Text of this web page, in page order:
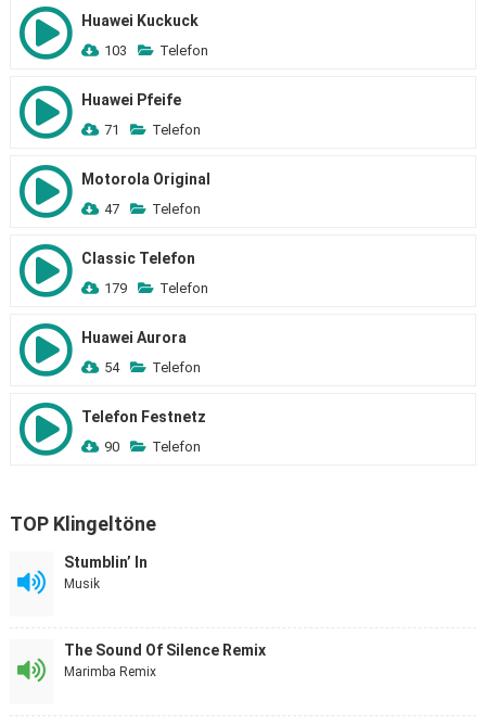
Huawei Kuckuck
103 Telefon
Huawei Pfeife
71 Telefon
Motorola Original
47 Telefon
Classic Telefon
179 Telefon
Huawei Aurora
54 Telefon
Telefon Festnetz
90 Telefon
TOP Klingeltöne
Stumblin’ In
Musik
The Sound Of Silence Remix
Marimba Remix